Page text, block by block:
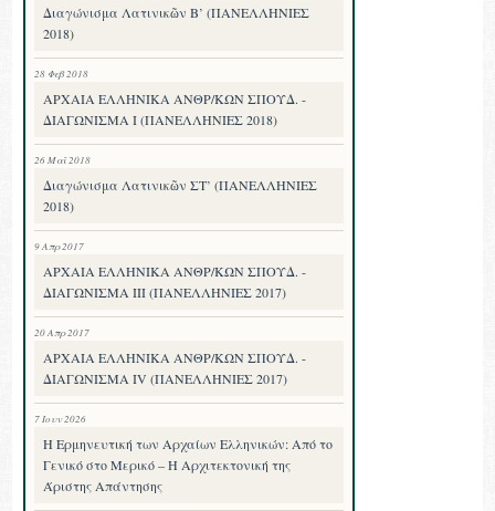
Διαγώνισμα Λατινικῶν Β’ (ΠΑΝΕΛΛΗΝΙΕΣ
2018)
28 Φεβ 2018
ΑΡΧΑΙΑ ΕΛΛΗΝΙΚΑ ΑΝΘΡ/ΚΩΝ ΣΠΟΥΔ. -
ΔΙΑΓΩΝΙΣΜΑ I (ΠΑΝΕΛΛΗΝΙΕΣ 2018)
26 Μαΐ 2018
Διαγώνισμα Λατινικῶν ΣΤ’ (ΠΑΝΕΛΛΗΝΙΕΣ
2018)
9 Απρ 2017
ΑΡΧΑΙΑ ΕΛΛΗΝΙΚΑ ΑΝΘΡ/ΚΩΝ ΣΠΟΥΔ. -
ΔΙΑΓΩΝΙΣΜΑ III (ΠΑΝΕΛΛΗΝΙΕΣ 2017)
20 Απρ 2017
ΑΡΧΑΙΑ ΕΛΛΗΝΙΚΑ ΑΝΘΡ/ΚΩΝ ΣΠΟΥΔ. -
ΔΙΑΓΩΝΙΣΜΑ IV (ΠΑΝΕΛΛΗΝΙΕΣ 2017)
7 Ιουν 2026
Η Ερμηνευτική των Αρχαίων Ελληνικών: Από το
Γενικό στο Μερικό – Η Αρχιτεκτονική της
Άριστης Απάντησης